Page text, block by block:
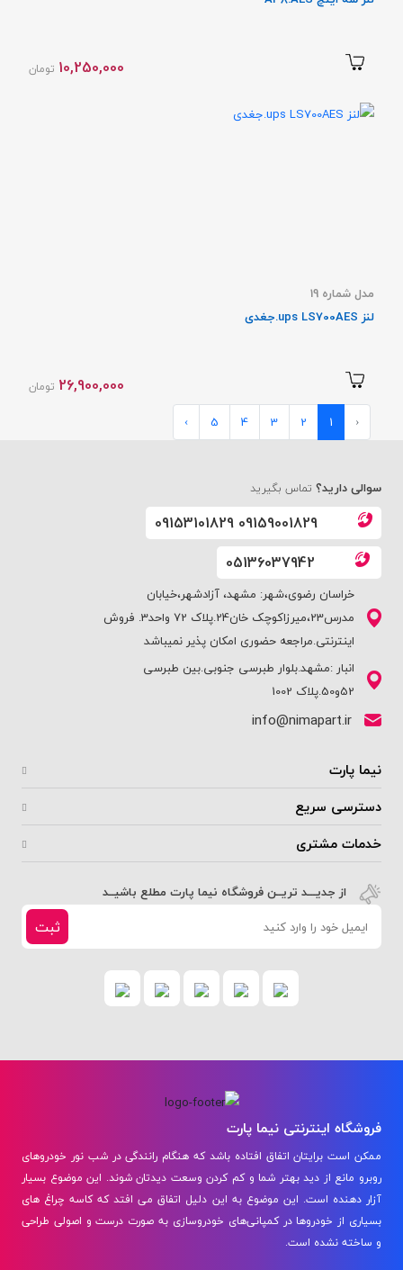
10,250,000 تومان
مدل شماره 19
لنز ups LS700AES.جغدی
26,900,000 تومان
‹
1
2
3
4
5
›
سوالی دارید؟ تماس بگیرید
09153101829 09159001829
05136037942
خراسان رضوی،شهر: مشهد، آزادشهر،خیابان
مدرس23،میرزاکوچک خان24.پلاک 72 واحد3. فروش
اینترنتی.مراجعه حضوری امکان پذیر نمیباشد
انبار :مشهد.بلوار طبرسی جنوبی.بین طبرسی
52و50.پلاک 1002
info@nimapart.ir
نیما پارت
دسترسی سریع
خدمات مشتری
از جدیـــد تریــن فروشگاه نیما پارت مطلع باشیــد
ثبت
فروشگاه اینترنتی نیما پارت
ممکن است برایتان اتفاق افتاده باشد که هنگام رانندگی در شب نور خودروهای
روبرو مانع از دید بهتر شما و کم کردن وسعت دیدتان شوند. این موضوع بسیار
آزار دهنده است. این موضوع به این دلیل اتفاق می افتد که کاسه چراغ‌ های
بسیاری از خودروها در کمپانی‌های خودروسازی به صورت درست و اصولی طراحی
و ساخته نشده است.